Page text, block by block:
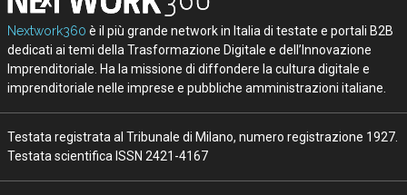
Nextwork360 è il più grande network in Italia di testate e portali B2B
dedicati ai temi della Trasformazione Digitale e dell’Innovazione
Imprenditoriale. Ha la missione di diffondere la cultura digitale e
imprenditoriale nelle imprese e pubbliche amministrazioni italiane.
Testata registrata al Tribunale di Milano, numero registrazione 1927.
Testata scientifica ISSN 2421-4167